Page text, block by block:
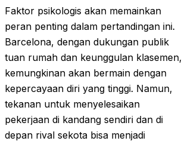
Faktor psikologis akan memainkan
peran penting dalam pertandingan ini.
Barcelona, dengan dukungan publik
tuan rumah dan keunggulan klasemen,
kemungkinan akan bermain dengan
kepercayaan diri yang tinggi. Namun,
tekanan untuk menyelesaikan
pekerjaan di kandang sendiri dan di
depan rival sekota bisa menjadi